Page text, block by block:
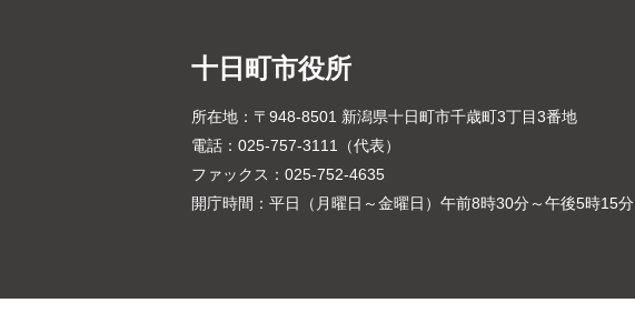
十日町市役所
所在地：〒948-8501 新潟県十日町市千歳町3丁目3番地
電話：025-757-3111（代表）
ファックス：025-752-4635
開庁時間：平日（月曜日～金曜日）午前8時30分～午後5時15分